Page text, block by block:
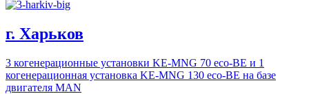
г. Харьков
3 когенерационные установки KE-MNG 70 eco-BE и 1
когенерационная установка KE-MNG 130 eco-BE на базе
двигателя MAN